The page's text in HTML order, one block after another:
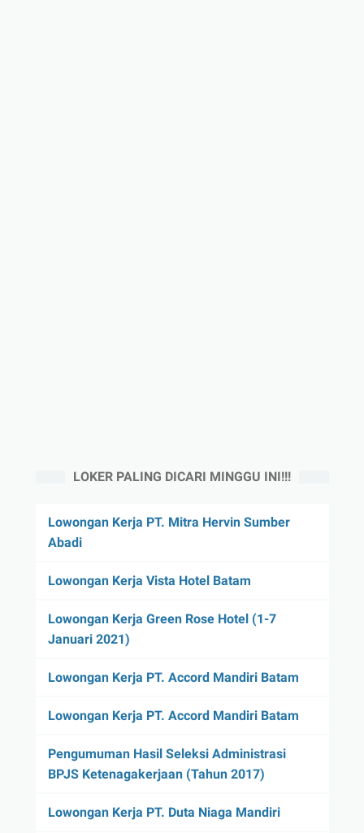
LOKER PALING DICARI MINGGU INI!!!
Lowongan Kerja PT. Mitra Hervin Sumber
Abadi
Lowongan Kerja Vista Hotel Batam
Lowongan Kerja Green Rose Hotel (1-7
Januari 2021)
Lowongan Kerja PT. Accord Mandiri Batam
Lowongan Kerja PT. Accord Mandiri Batam
Pengumuman Hasil Seleksi Administrasi
BPJS Ketenagakerjaan (Tahun 2017)
Lowongan Kerja PT. Duta Niaga Mandiri